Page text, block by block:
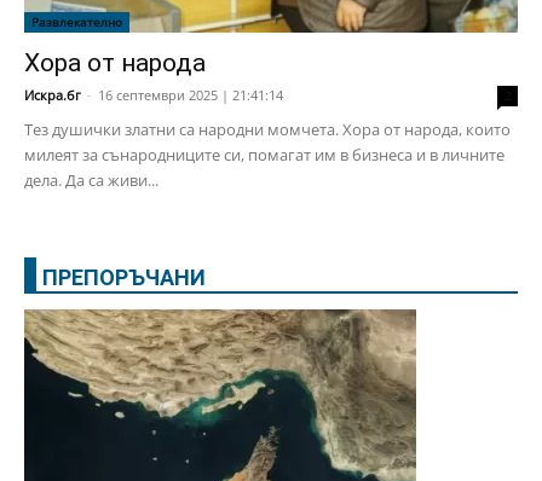
Развлекателно
Хора от народа
Искра.бг - 16 септември 2025 | 21:41:14
Тез душички златни са народни момчета. Хора от народа, които
милеят за сънародниците си, помагат им в бизнеса и в личните
дела. Да са живи...
ПРЕПОРЪЧАНИ